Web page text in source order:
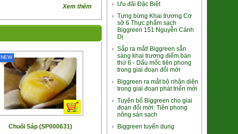
Xem thêm
Chuối Sáp (SP000631)
NEW
Đào Thiên Sơn Uno
435.000đ/Hộp
Bún Gạo Lứt sấy lạnh
85.000đ/Hộp
Ưu đãi Đặc Biệt
Tưng bừng Khai trương Cơ
sở 6 Thực phẩm sạch
Biggreen 151 Nguyễn Cảnh
Dị
Sắp ra mắt! Biggreen sẵn
sàng khai trương điểm bán
thứ 6 - Dấu mốc tiên phong
trong giai đoạn đổi mới
Biggreen ra mắt bộ nhận diện
trong giai đoạn phát triển mới
Tuyên bố Biggreen cho giai
đoạn đổi mới: Tiên phong
nông sản sạch
Biggreen tuyển dụng